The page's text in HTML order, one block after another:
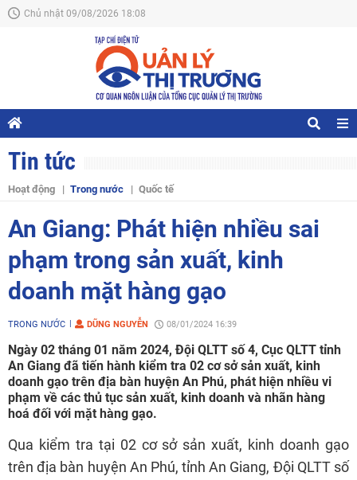
Chủ nhật 09/08/2026 18:08
Tin tức
Hoạt động Trong nước Quốc tế
An Giang: Phát hiện nhiều sai
phạm trong sản xuất, kinh
doanh mặt hàng gạo
TRONG NƯỚC DŨNG NGUYỄN 08/01/2024 16:39
Ngày 02 tháng 01 năm 2024, Đội QLTT số 4, Cục QLTT tỉnh
An Giang đã tiến hành kiểm tra 02 cơ sở sản xuất, kinh
doanh gạo trên địa bàn huyện An Phú, phát hiện nhiều vi
phạm về các thủ tục sản xuất, kinh doanh và nhãn hàng
hoá đối với mặt hàng gạo.
Qua kiểm tra tại 02 cơ sở sản xuất, kinh doanh gạo
trên địa bàn huyện An Phú, tỉnh An Giang, Đội QLTT số